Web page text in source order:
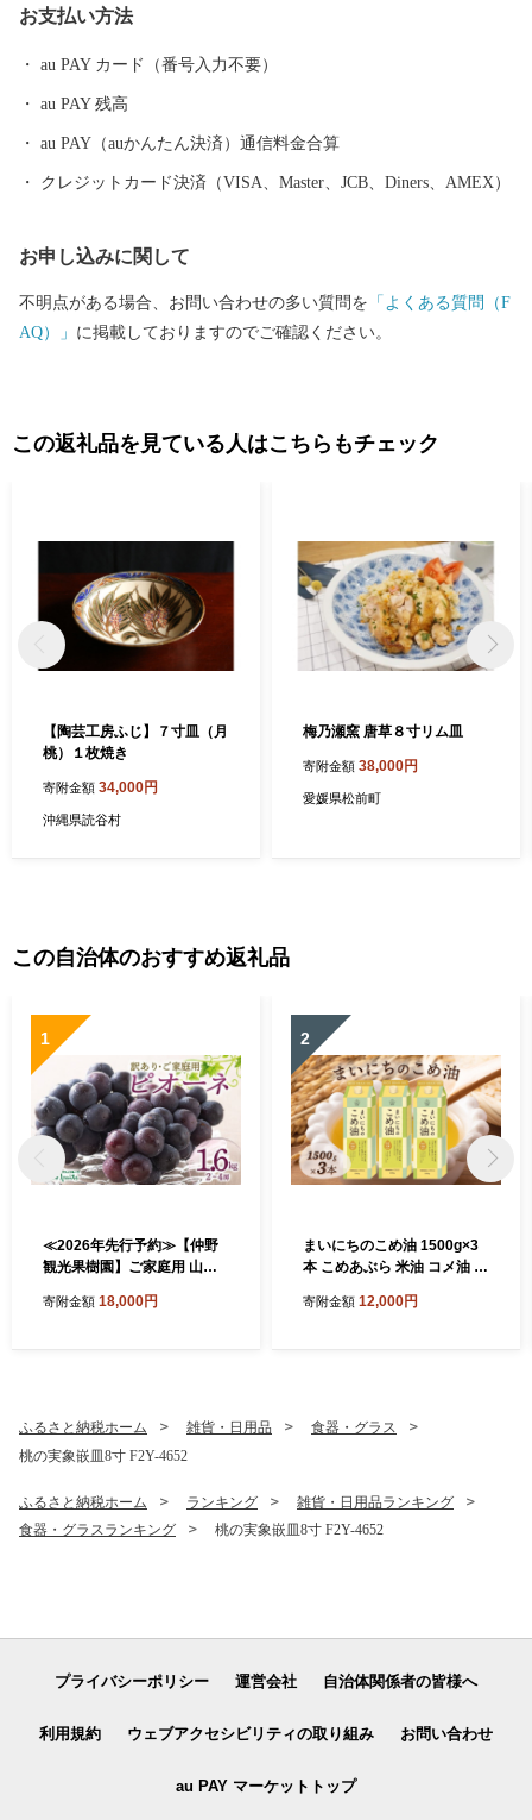
も目白押しです。 そんな山形県への旅を一層豊かなものにするの
が温泉です。山形県は、全ての市町村に温泉が湧出し、山や渓谷
海沿いの温泉など、様々なタイプの温泉を楽しむことができま
す。 ふるさと納税を機に山形へお越しいただき、旬の味覚、歴史
や文化、自然をお楽しみください。
お支払い方法
au PAY カード（番号入力不要）
au PAY 残高
au PAY（auかんたん決済）通信料金合算
クレジットカード決済（VISA、Master、JCB、Diners、AMEX）
お申し込みに関して
不明点がある場合、お問い合わせの多い質問を 「よくある質問（F
AQ）」 に掲載しておりますのでご確認ください。
この返礼品を見ている人はこちらもチェック
【陶芸工房ふじ】７寸皿（月
桃）１枚焼き
寄附金額 34,000円
沖縄県読谷村
梅乃瀬窯 唐草８寸リム皿
寄附金額 38,000円
愛媛県松前町
この自治体のおすすめ返礼品
1
≪2026年先行予約≫【仲野
観光果樹園】ご家庭用 山形
種無し ぶどう 2026年8月下
寄附金額 18,000円
2
まいにちのこめ油 1500g×3
本 こめあぶら 米油 コメ油 揚
用油 食用オイル 調理油 油 食
寄附金額 12,000円
ふるさと納税ホーム 雑貨・日用品
食器・グラス
桃の実象嵌皿8寸 F2Y-4652
ふるさと納税ホーム ランキング
雑貨・日用品ランキング
食器・グラスランキング
桃の実象嵌皿8寸 F2Y-4652
プライバシーポリシー 運営会社 自治体関係者の皆様へ
利用規約 ウェブアクセシビリティの取り組み お問い合わせ
au PAY マーケットトップ